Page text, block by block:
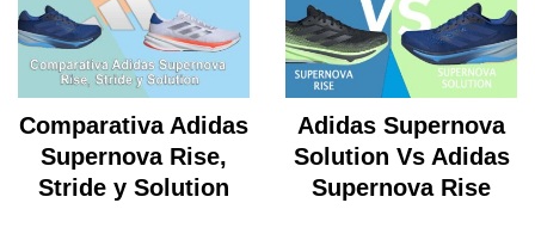
Comparativa Adidas
Supernova Rise,
Stride y Solution
Adidas Supernova
Solution Vs Adidas
Supernova Rise